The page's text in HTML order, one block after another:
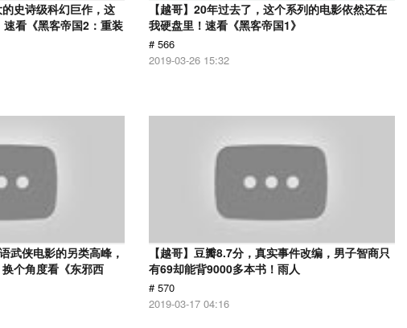
的史诗级科幻巨作，这
看《黑客帝国2：重装
【越哥】20年过去了，这个系列的电影依然还在
我硬盘里！速看《黑客帝国1》
# 566
2019-03-26 15:32
武侠电影的另类高峰，
个角度看《东邪西
【越哥】豆瓣8.7分，真实事件改编，男子智商只
有69却能背9000多本书！雨人
# 570
2019-03-17 04:16